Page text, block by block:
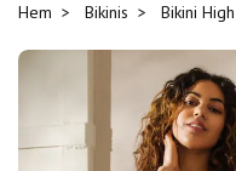
Hem Bikinis Bikini